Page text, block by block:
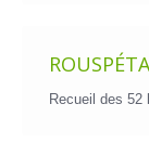
Recueil des 52